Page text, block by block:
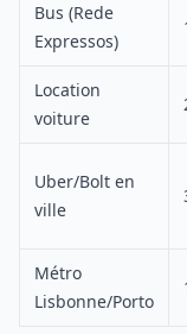
Bus (Rede
Expressos)
Location
voiture
Uber/Bolt en
ville
Métro
Lisbonne/Porto